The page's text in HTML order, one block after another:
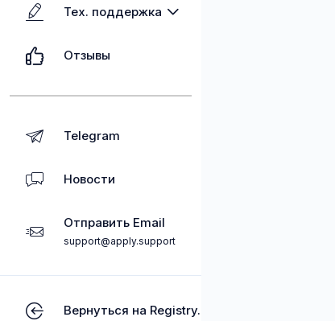
Тех. поддержка
Отзывы
Telegram
Новости
Отправить Email
support@apply.support
Вернуться на Registry.kz